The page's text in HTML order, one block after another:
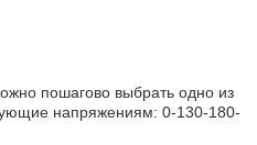
пошагово выбрать одно из
напряжениям: 0-130-180-